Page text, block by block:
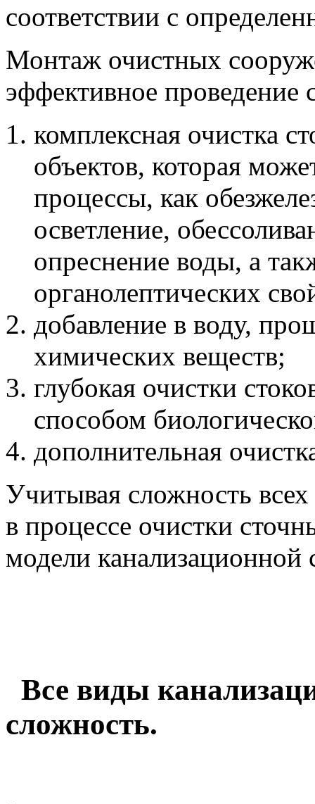
соответствии с
Монтаж очистных
эффективное
комплексная очистка
объектов, которая
процессы, как
осветление,
опреснение воды, а
органолептических
добавление в воду,
химических веществ;
глубокая очистки
способом
дополнительная
Учитывая сложность
в процессе очистки
модели канализационной
Все виды
сложность.